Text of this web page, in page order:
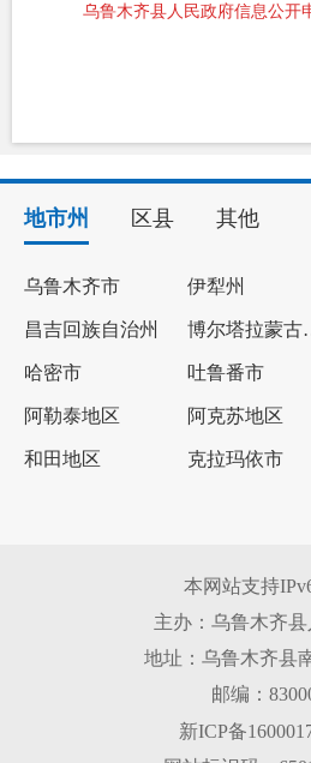
乌鲁木齐县人民政府信息公开
地市州 区县 其他
乌鲁木齐市 伊犁州
昌吉回族自治州 博尔
哈密市 吐鲁番市
阿勒泰地区 阿克苏地区
和田地区 克拉玛依市
本网站支持
主办：乌鲁木齐
地址：乌鲁木齐县
邮编：
新ICP备